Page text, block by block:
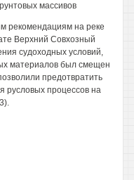
массивов
рекомендациям на реке
Верхний Совхозный
судоходных условий,
материалов был смещен
предотвратить
русловых процессов на